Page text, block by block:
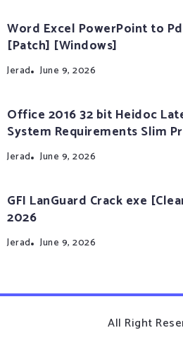
Word Excel PowerPoint to
[Patch] [Windows]
Jerad June 9, 2026
Office 2016 32 bit Heidoc
System Requirements Slim
Jerad June 9, 2026
GFI LanGuard Crack exe
2026
Jerad June 9, 2026
All Right